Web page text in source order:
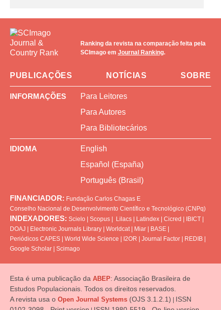
Ranking da revista na comparação feita pela
SCImago em Journal Ranking.
PUBLICAÇÕES NOTÍCIAS SOBRE
INFORMAÇÕES
Para Leitores
Para Autores
Para Bibliotecários
IDIOMA
English
Español (España)
Português (Brasil)
FINANCIADOR: Fundação Carlos Chagas E
Conselho Nacional de Desenvolvimento Científico e Tecnológico (CNPq)
INDEXADORES: Scielo | Scopus | Lilacs | Latindex | Cicred | IBICT |
DOAJ | Electronic Journals Library | Worldcat | Miar | BASE |
Periódicos CAPES | World Wide Science | I2OR | Journal Factor | REDIB |
Google Scholar | Scimago
Esta é uma publicação da ABEP: Associação Brasileira de
Estudos Populacionais. Todos os direitos reservados.
A revista usa o Open Journal Systems (OJS 3.1.2.1) | ISSN